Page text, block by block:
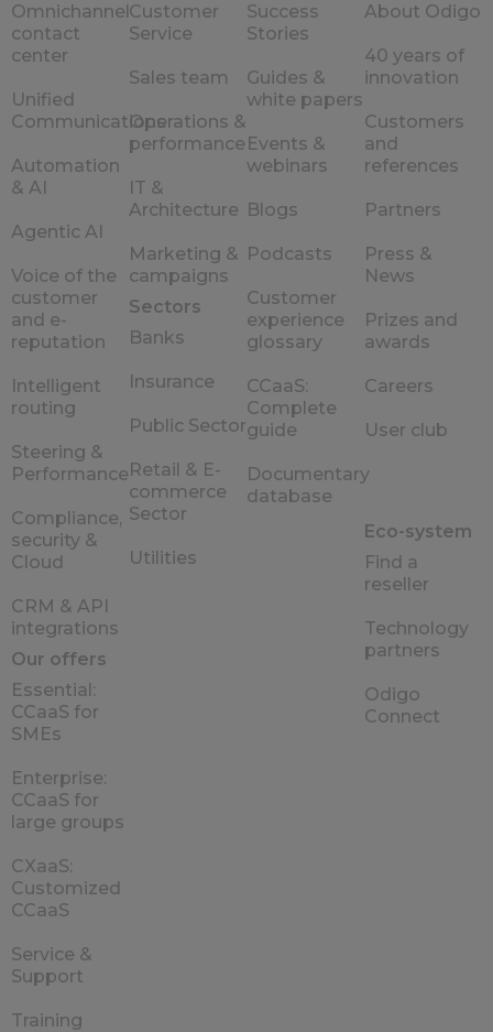
Omnichannel
contact
center
Unified
Communications
Automation
& AI
Agentic AI
Voice of the
customer
and e-
reputation
Intelligent
routing
Steering &
Performance
Compliance,
security &
Cloud
CRM & API
integrations
Our offers
Essential:
CCaaS for
SMEs
Enterprise:
CCaaS for
large groups
CXaaS:
Customized
CCaaS
Service &
Support
Training
Customer
Service
Sales team
Operations &
performance
IT &
Architecture
Marketing &
campaigns
Sectors
Banks
Insurance
Public Sector
Retail & E-
commerce
Sector
Utilities
Success
Stories
Guides &
white papers
Events &
webinars
Blogs
Podcasts
Customer
experience
glossary
CCaaS:
Complete
guide
Documentary
database
About Odigo
40 years of
innovation
Customers
and
references
Partners
Press &
News
Prizes and
awards
Careers
User club
Eco-system
Find a
reseller
Technology
partners
Odigo
Connect